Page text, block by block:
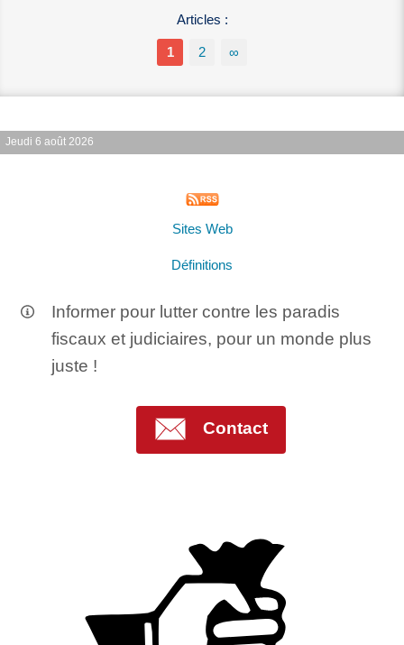
Articles :
1 2 ∞
Jeudi 6 août 2026
Sites Web
Définitions
Informer pour lutter contre les paradis
fiscaux et judiciaires, pour un monde plus
juste !
Contact